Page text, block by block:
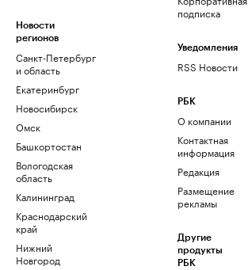
Новости
регионов
Санкт-Петербург
и область
Екатеринбург
Новосибирск
Омск
Башкортостан
Вологодская
область
Калининград
Краснодарский
край
Нижний
Новгород
подписка
Уведомления
RSS Новости
РБК
О компании
Контактная
информация
Редакция
Размещение
рекламы
Другие
продукты
РБК